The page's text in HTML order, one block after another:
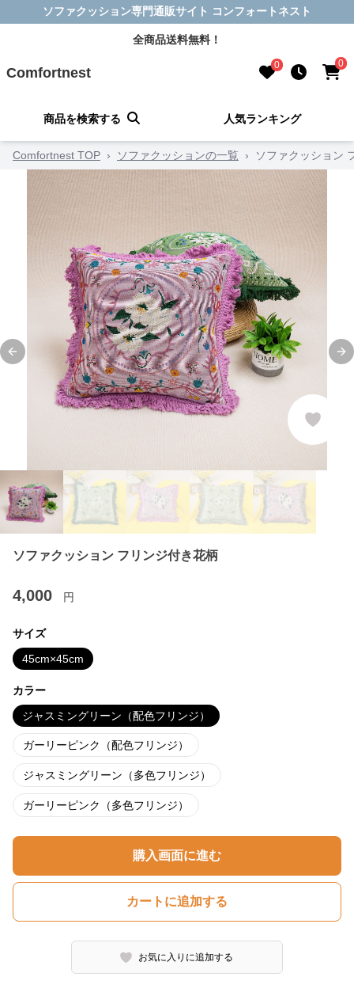
ソファクッション専門通販サイト コンフォートネスト
全商品送料無料！
Comfortnest 0 0
商品を検索する 人気ランキング
Comfortnest TOP › ソファクッションの一覧 › ソファクッション
Previous slide
ソファクッション フリンジ付き花柄
4,000 円
サイズ
45cm×45cm
カラー
ジャスミングリーン（配色フリンジ）
ガーリーピンク（配色フリンジ）
ジャスミングリーン（多色フリンジ）
ガーリーピンク（多色フリンジ）
購入画面に進む
カートに追加する
お気に入りに追加する